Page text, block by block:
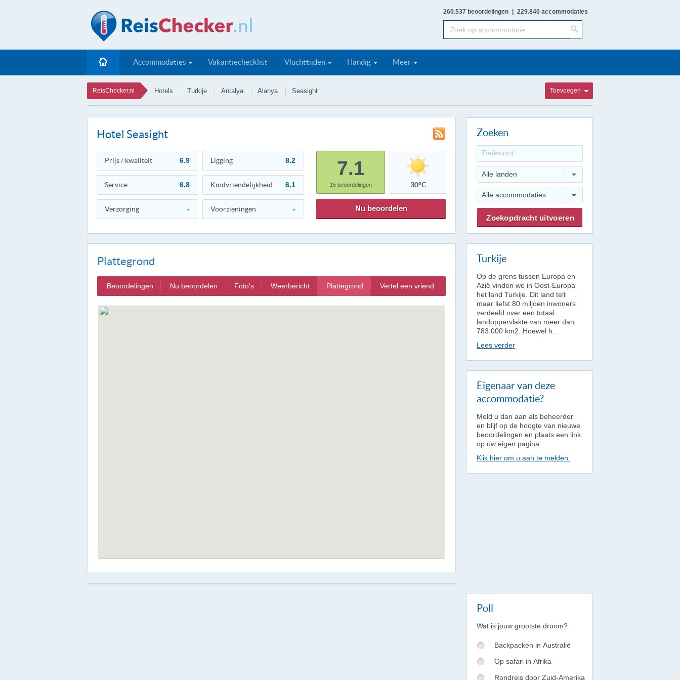
260.537 beoordelingen 229.840 accommodaties
Accommodaties Vakantiechecklist Vluchttijden Handig Meer
ReisChecker.nl Hotels Turkije Antalya Alanya Seasight Toevoegen
Hotel Seasight
Prijs / kwaliteit 6.9 Ligging 8.2
Service 6.8 Kindvriendelijkheid 6.1
Verzorging - Voorzieningen -
7.1
15beoordelingen 30°C
Nu beoordelen
Plattegrond
Beoordelingen Nu beoordelen Foto's Weerbericht Plattegrond Vertel een vriend
Zoeken
Alle landen
Alle accommodaties
Turkije
Op de grens tussen Europa en
Azië vinden we in Oost-Europa
het land Turkije. Dit land telt
maar liefst 80 miljoen inwoners
verdeeld over een totaal
landoppervlakte van meer dan
783.000 km2. Hoewel h..
Lees verder
Eigenaar van deze
accommodatie?
Meld u dan aan als beheerder
en blijf op de hoogte van nieuwe
beoordelingen en plaats een link
op uw eigen pagina.
Klik hier om u aan te melden.
Poll
Wat is jouw grootste droom?
Backpacken in Australië
Op safari in Afrika
Rondreis door Zuid-Amerika